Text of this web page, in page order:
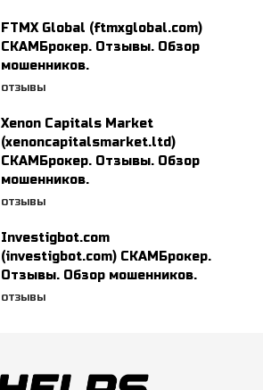
FTMX Global (ftmxglobal.com)
СКАМБрокер. Отзывы. Обзор
мошенников.
ОТЗЫВЫ
Xenon Capitals Market
(xenoncapitalsmarket.ltd)
СКАМБрокер. Отзывы. Обзор
мошенников.
ОТЗЫВЫ
Investigbot.com
(investigbot.com) СКАМБрокер.
Отзывы. Обзор мошенников.
ОТЗЫВЫ